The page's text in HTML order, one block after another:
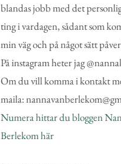
blandas jobb med det
ting i vardagen, sådant som
min väg och på något sätt
På instagram heter jag
Om du vill komma i kontakt
maila:
Numera hittar du bloggen
Berlekom här